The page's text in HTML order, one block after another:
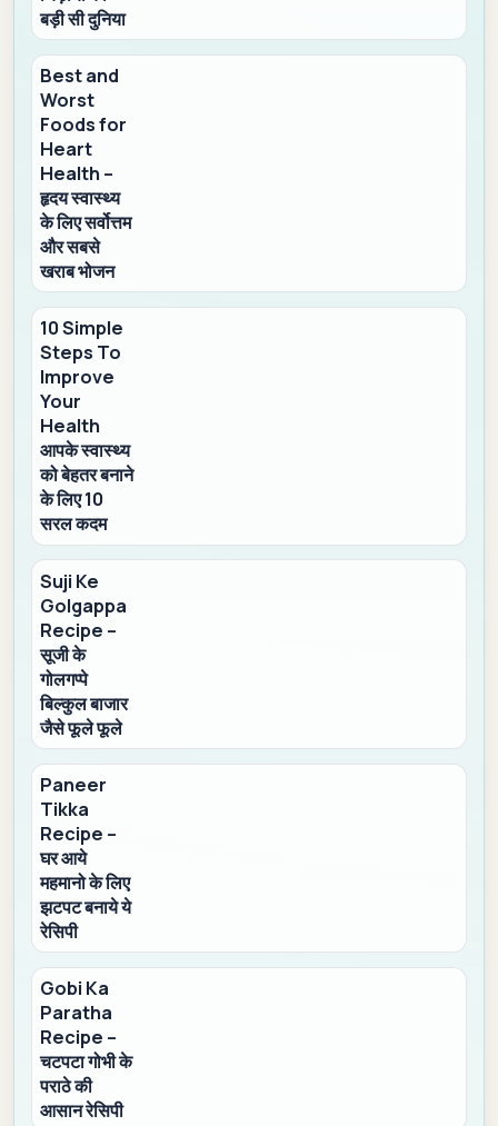
बड़ी सी दुनिया
Best and
Worst
Foods for
Heart
Health –
हृदय स्वास्थ्य
के लिए सर्वोत्तम
और सबसे
खराब भोजन
10 Simple
Steps To
Improve
Your
Health
आपके स्वास्थ्य
को बेहतर बनाने
के लिए 10
सरल कदम
Suji Ke
Golgappa
Recipe –
सूजी के
गोलगप्पे
बिल्कुल बाजार
जैसे फूले फूले
Paneer
Tikka
Recipe –
घर आये
महमानो के लिए
झटपट बनाये ये
रेसिपी
Gobi Ka
Paratha
Recipe –
चटपटा गोभी के
पराठे की
आसान रेसिपी